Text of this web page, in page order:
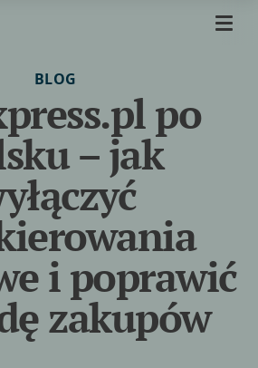
BLOG
po
– jak
i poprawić
zakupów